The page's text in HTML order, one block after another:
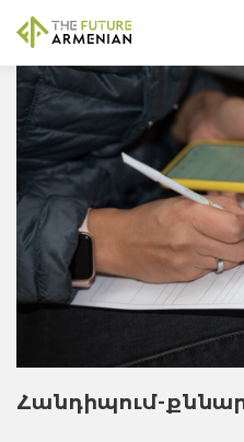
Հանդիպում-